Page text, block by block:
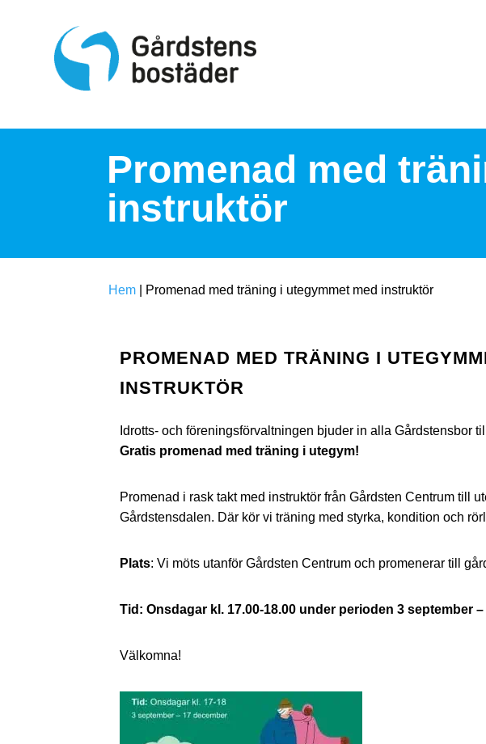
Promenad med
instruktör
Hem Promenad med träning i utegymmet med instruktör
PROMENAD MED TRÄNING I
INSTRUKTÖR
Idrotts- och föreningsförvaltningen bjuder in alla Gårdstensbor
Gratis promenad med träning i utegym!
Promenad i rask takt med instruktör från Gårdsten Centrum till
Gårdstensdalen. Där kör vi träning med styrka, kondition och
Plats: Vi möts utanför Gårdsten Centrum och promenerar till
Tid: Onsdagar kl. 17.00-18.00 under perioden 3 september
Välkomna!